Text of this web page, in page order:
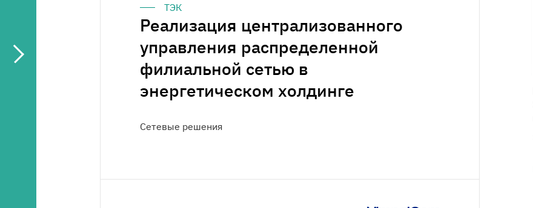
ТЭК
Реализация централизованного
управления распределенной
филиальной сетью в
энергетическом холдинге
Сетевые решения